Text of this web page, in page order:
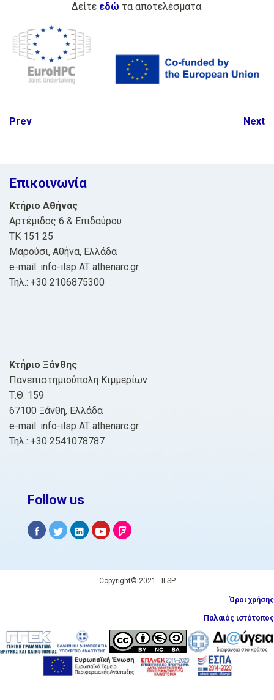
Δείτε εδώ τα αποτελέσματα.
Post
Prev Next
Επικοινωνία
Κτήριο Αθήνας
Αρτέμιδος 6 & Επιδαύρου
ΤΚ 151 25
Μαρούσι, Αθήνα, Ελλάδα
e-mail: info-ilsp AT athenarc.gr
Τηλ.: +30 2106875300
Κτήριο Ξάνθης
Πανεπιστημιούπολη Κιμμερίων
Τ.Θ. 159
67100 Ξάνθη, Ελλάδα
e-mail: info-ilsp AT athenarc.gr
Τηλ.: +30 2541078787
Follow us
Copyright© 2021 - ILSP
Όροι χρήσης
Παλαιός ιστότοπος